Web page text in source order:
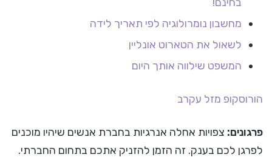
מחשבון נומרולוגיה לפי תאריך לידה
לשאול את הטארוט אונליין
המשפט שילווה אותך היום
הורוסקופ מזל עקרב
פרגונים: צפויות אחלה אנרגיות בחברת אנשים שיהיו מוכנים
לפרגן לכם בענק. זה הזמן להזניק אתכם בתחום החברתי.